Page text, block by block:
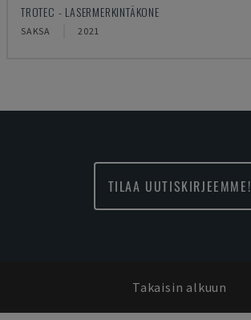
TROTEC - LASERMERKINTÄKONE
SAKSA 2021
TILAA UUTISKIRJEEMME!
Takaisin alkuun